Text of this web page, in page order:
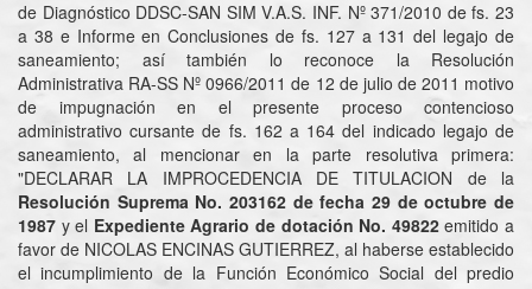
de Diagnóstico DDSC-SAN SIM V.A.S. INF. Nº 371/2010 de fs. 23
a 38 e Informe en Conclusiones de fs. 127 a 131 del legajo de
saneamiento; así también lo reconoce la Resolución
Administrativa RA-SS Nº 0966/2011 de 12 de julio de 2011 motivo
de impugnación en el presente proceso contencioso
administrativo cursante de fs. 162 a 164 del indicado legajo de
saneamiento, al mencionar en la parte resolutiva primera:
"DECLARAR LA IMPROCEDENCIA DE TITULACION de la
Resolución Suprema No. 203162 de fecha 29 de octubre de
1987 y el Expediente Agrario de dotación No. 49822emitido a
favor de NICOLAS ENCINAS GUTIERREZ, al haberse establecido
el incumplimiento de la Función Económico Social del predio